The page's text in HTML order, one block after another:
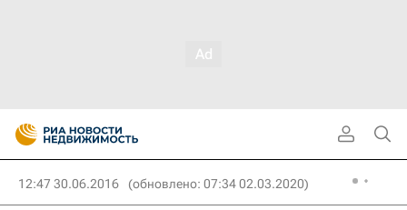
12:47 30.06.2016 (обновлено: 07:34 02.03.2020)